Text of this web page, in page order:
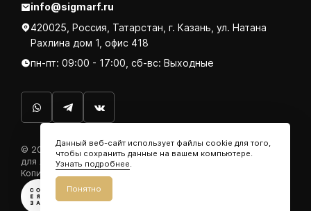
info@sigmarf.ru
420025, Россия, Татарстан, г. Казань, ул. Натана
Рахлина дом 1, офис 418
пн-пт: 09:00 - 17:00, сб-вс: Выходные
© 2026. ООО «СИГМА Рус». Производим кабельные муфты
для любых типов кабелей.
Копирование запрещено.
Данный веб-сайт использует файлы cookie для того,
чтобы сохранить данные на вашем компьютере.
Узнать подробнее.
Понятно